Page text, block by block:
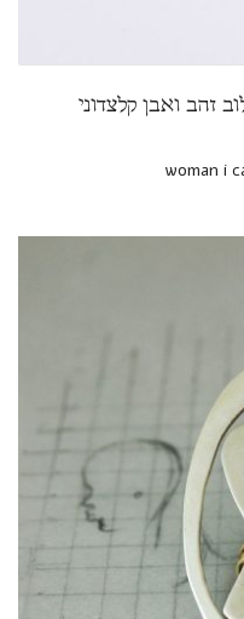
זהב ואבן קלצדוני
woman i